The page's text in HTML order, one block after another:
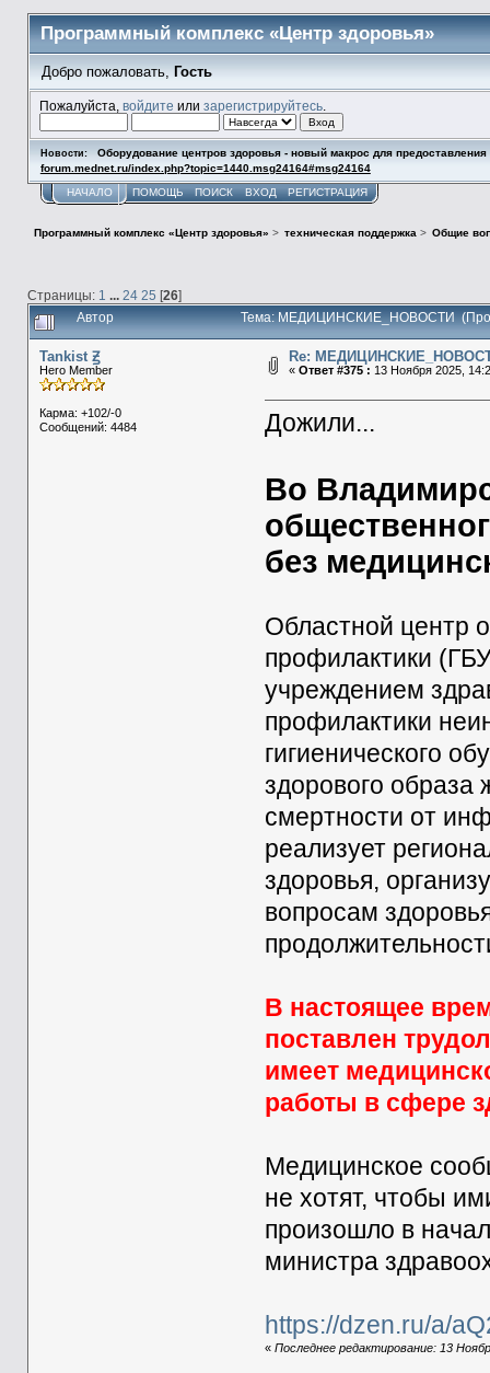
Программный комплекс «Центр здоровья»
Добро пожаловать, Гость
Пожалуйста, войдите или зарегистрируйтесь.
Новости:
Оборудование центров здоровья - новый макрос для
forum.mednet.ru/index.php?topic=1440.msg24164#msg24164
НАЧАЛО ПОМОЩЬ ПОИСК ВХОД РЕГИСТРАЦИЯ
Программный комплекс «Центр здоровья» > техническая поддержка > Общие
Страницы: 1 ... 24 25 [26]
Автор Тема: МЕДИЦИНСКИЕ_НОВОСТИ
Tankist Ꙃ
Hero Member
Карма: +102/-0
Сообщений: 4484
Re:
« Ответ #375 : 13 Ноября 2025,
Дожили...
Во
без
Областной центр
профилактики
учреждением
профилактики
гигиенического
здорового образа
смертности от
реализует
здоровья,
вопросам
В настоящее
поставлен
имеет
работы в сфере
Медицинское
не хотят, чтобы
произошло в
министра
https://dzen.ru/a/
«Последнее редактирование: 13